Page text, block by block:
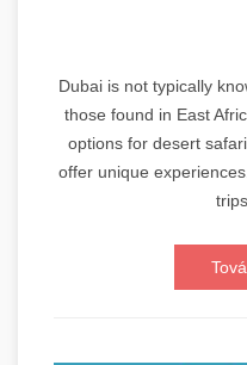
Dubai is not typically
those found in East
options for desert
offer unique